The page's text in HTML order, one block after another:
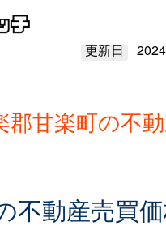
更新日
郡甘楽町の不
不動産売買